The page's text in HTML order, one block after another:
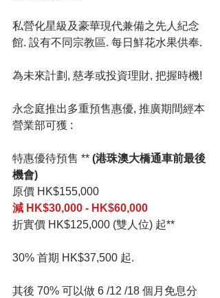
私營化星級及豪華現代兼備之先人紀念
館. 設有不同宗教區. 每日鮮花水果供奉.
為未來計劃, 慈孝或投資理財, 把握時機!
永念庭推出多重預售惠優, 推廣期間經本
營業部可獲 :
特惠優待預售 ** (港珠澳大橋通車前最後
機會)
原價 HK$155,000
減 HK$30,000 - HK$60,000
折實價 HK$125,000 (雙人位) 起**
30% 首期 HK$37,500 起.
其後 70% 可以做 6 /12 /18 個月免息分